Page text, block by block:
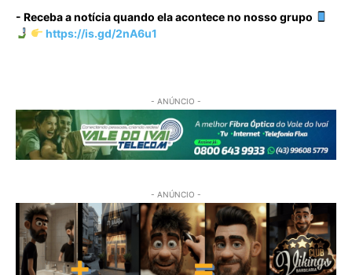
- Receba a notícia quando ela acontece no nosso grupo
https://is.gd/2nA6u1
- ANÚNCIO -
- ANÚNCIO -